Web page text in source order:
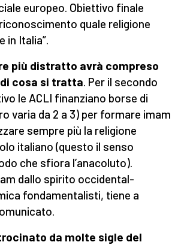
europeo. Obiettivo finale
quale religione
in Italia”.
più distratto avrà compreso
cosa si tratta. Per il secondo
le ACLI finanziano borse di
varia da 2 a 3) per formare imam
sempre più la religione
italiano (questo il senso
che sfiora l’anacoluto).
dallo spirito occidental-
fondamentalisti, tiene a
da molte sigle del